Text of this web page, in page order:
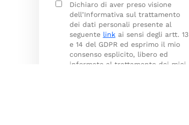
Dichiaro di aver preso visione
dell’Informativa sul trattamento
dei dati personali presente al
seguente linkai sensi degli artt. 13
e 14 del GDPR ed esprimo il mio
consenso esplicito, libero ed
informato al trattamento dei miei